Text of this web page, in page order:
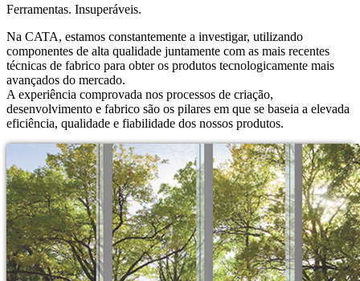
Ferramentas. Insuperáveis.
Na CATA, estamos constantemente a investigar, utilizando
componentes de alta qualidade juntamente com as mais recentes
técnicas de fabrico para obter os produtos tecnologicamente mais
avançados do mercado.
A experiência comprovada nos processos de criação,
desenvolvimento e fabrico são os pilares em que se baseia a elevada
eficiência, qualidade e fiabilidade dos nossos produtos.